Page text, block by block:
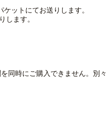
ットにてお送りします。
ます。
同時にご購入できません。別